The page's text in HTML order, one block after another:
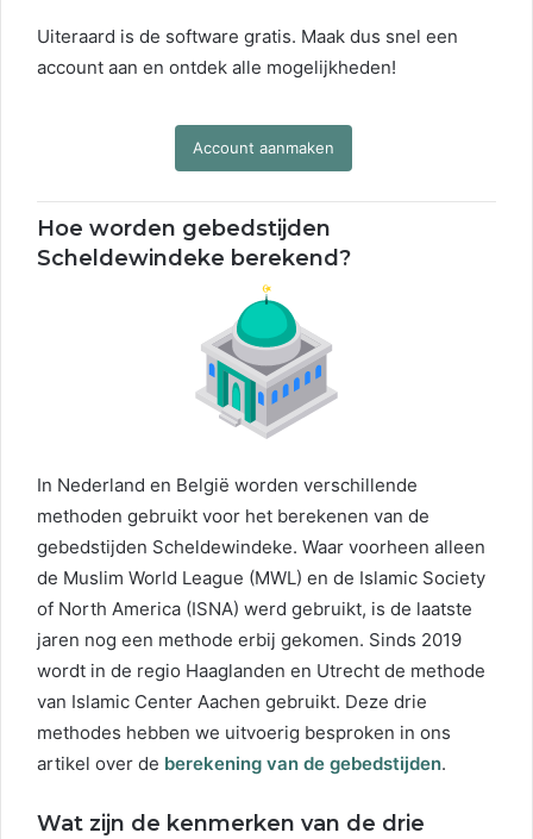
Uiteraard is de software gratis. Maak dus snel een
account aan en ontdek alle mogelijkheden!
Account aanmaken
Hoe worden gebedstijden
Scheldewindeke berekend?
In Nederland en België worden verschillende
methoden gebruikt voor het berekenen van de
gebedstijden Scheldewindeke. Waar voorheen alleen
de Muslim World League (MWL) en de Islamic Society
of North America (ISNA) werd gebruikt, is de laatste
jaren nog een methode erbij gekomen. Sinds 2019
wordt in de regio Haaglanden en Utrecht de methode
van Islamic Center Aachen gebruikt. Deze drie
methodes hebben we uitvoerig besproken in ons
artikel over de berekening van de gebedstijden.
Wat zijn de kenmerken van de drie